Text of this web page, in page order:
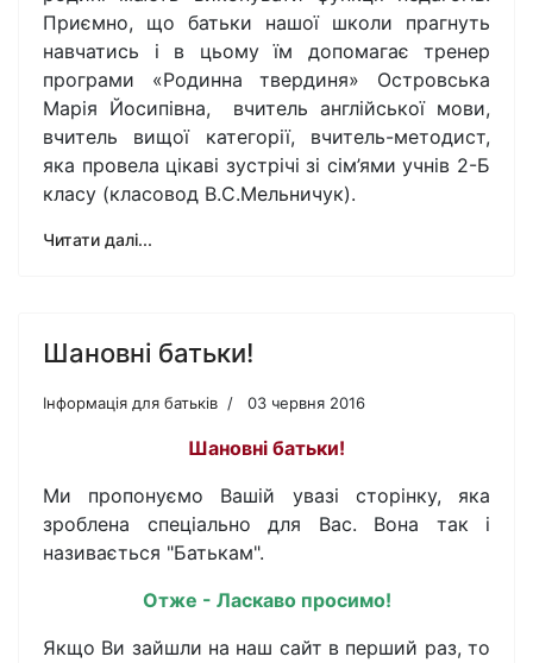
Приємно, що батьки нашої школи прагнуть
навчатись і в цьому їм допомагає тренер
програми «Родинна твердиня» Островська
Марія Йосипівна, вчитель англійської мови,
вчитель вищої категорії, вчитель-методист,
яка провела цікаві зустрічі зі сім’ями учнів 2-Б
класу (класовод В.С.Мельничук).
Читати далі...
Шановні батьки!
Інформація для батьків 03 червня 2016
Шановні батьки!
Ми пропонуємо Вашій увазі сторінку, яка
зроблена спеціально для Вас. Вона так і
називається "Батькам".
Отже - Ласкаво просимо!
Якщо Ви зайшли на наш сайт в перший раз, то